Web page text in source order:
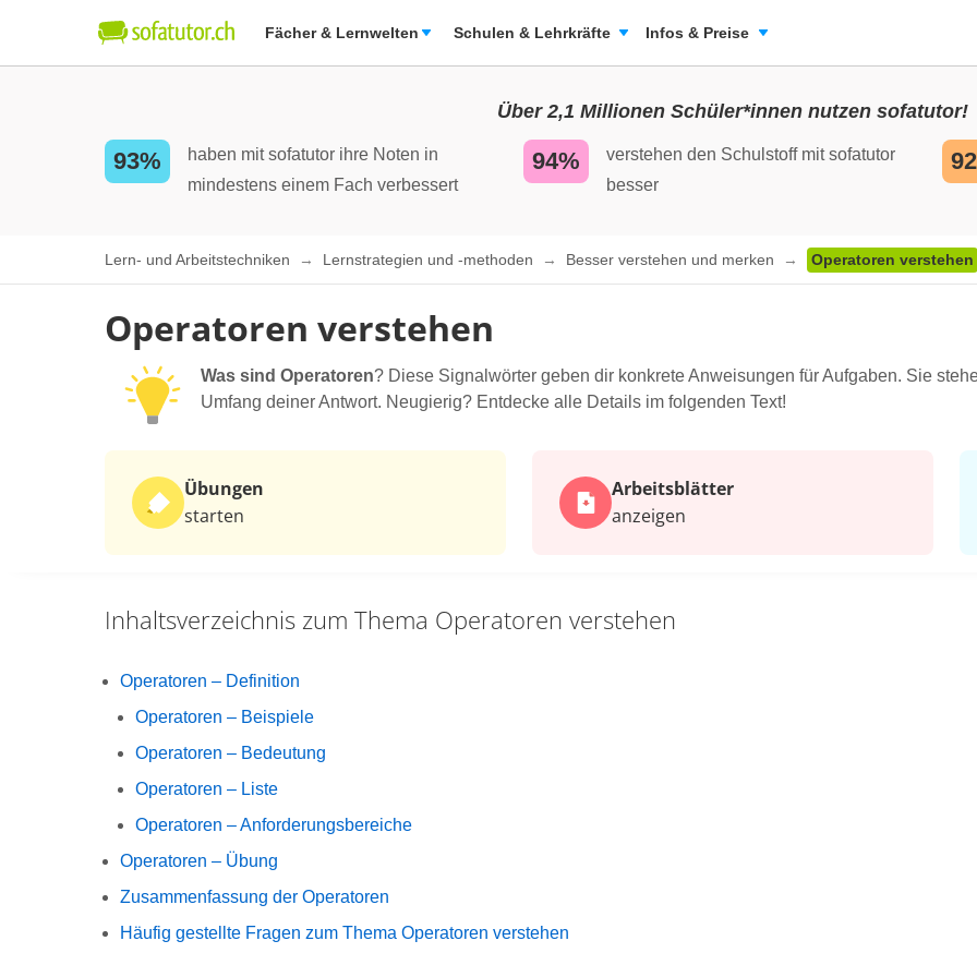
Fächer & Lernwelten Schulen & Lehrkräfte Infos & Preise
Über 2,1 Millionen Schüler*innen nutzen sofatutor!
93%
haben mit sofatutor ihre Noten in
mindestens einem Fach verbessert
94%
verstehen den Schulstoff mit sofatutor
besser
Lern- und Arbeitstechniken Lernstrategien und -methoden Besser verstehen und merken Operatoren verstehen
Operatoren verstehen
Was sind Operatoren? Diese Signalwörter geben dir konkrete Anweisungen für Aufgaben. Sie
Umfang deiner Antwort. Neugierig? Entdecke alle Details im folgenden Text!
Übungen
starten
Arbeits­blätter
anzeigen
Inhaltsverzeichnis zum Thema Operatoren verstehen
Operatoren – Definition
Operatoren – Beispiele
Operatoren – Bedeutung
Operatoren – Liste
Operatoren – Anforderungsbereiche
Operatoren – Übung
Zusammenfassung der Operatoren
Häufig gestellte Fragen zum Thema Operatoren verstehen